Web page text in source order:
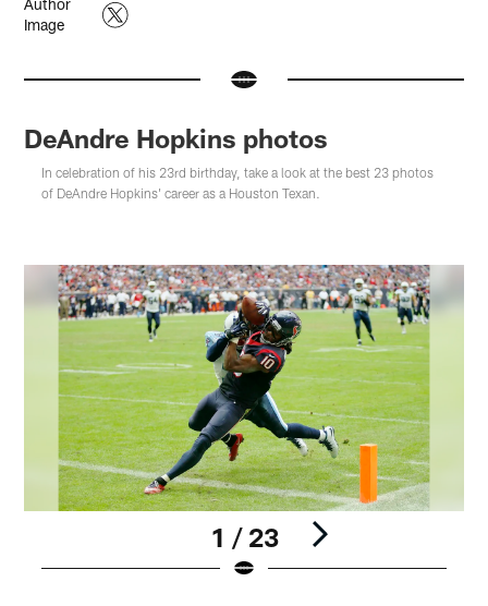
DeAndre Hopkins photos
In celebration of his 23rd birthday, take a look at the best 23 photos
of DeAndre Hopkins' career as a Houston Texan.
1 / 23